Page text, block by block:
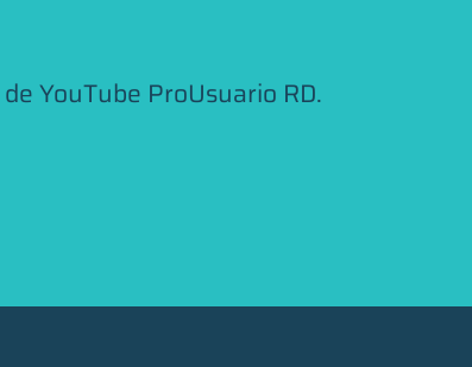
YouTube ProUsuario RD.